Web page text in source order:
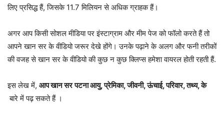
लिए प्रसिद्ध हैं, जिसके 11.7 मिलियन से अधिक ग्राहक हैं।
अगर आप किसी सोशल मीडिया पर इंस्टाग्राम और मीम पेज को फॉलो करते हैं तो
आपने खान सर के वीडियो जरूर देखे होंगे। उनके पढ़ाने के अलग और फनी तरीकों
की वजह से खान सर के वीडियो की कुछ न कुछ क्लिप्स हमेशा वायरल होती रहती हैं.
इस लेख में, आप खान सर पटना आयु, प्रेमिका, जीवनी, ऊंचाई, परिवार, तथ्य, के
बारे में पढ़ सकते हैं ।